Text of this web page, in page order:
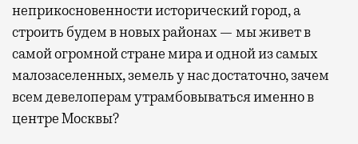
неприкосновенности исторический город, а
строить будем в новых районах — мы живет в
самой огромной стране мира и одной из самых
малозаселенных, земель у нас достаточно, зачем
всем девелоперам утрамбовываться именно в
центре Москвы?